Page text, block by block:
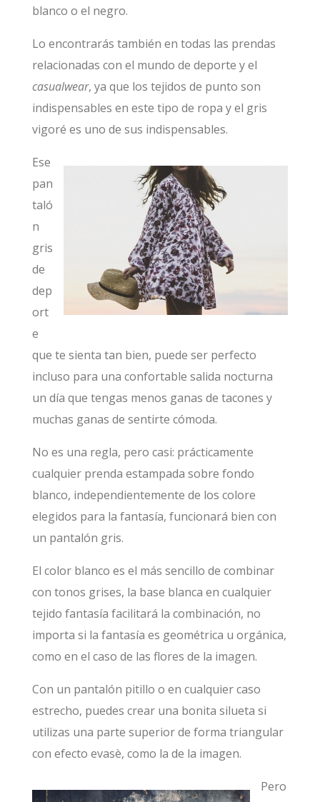
blanco o el negro.
Lo encontrarás también en todas las prendas
relacionadas con el mundo de deporte y el
casualwear, ya que los tejidos de punto son
indispensables en este tipo de ropa y el gris
vigoré es uno de sus indispensables.
Ese
pan
taló
n
gris
de
dep
ort
e
que te sienta tan bien, puede ser perfecto
incluso para una confortable salida nocturna
un día que tengas menos ganas de tacones y
muchas ganas de sentirte cómoda.
No es una regla, pero casi: prácticamente
cualquier prenda estampada sobre fondo
blanco, independientemente de los colore
elegidos para la fantasía, funcionará bien con
un pantalón gris.
El color blanco es el más sencillo de combinar
con tonos grises, la base blanca en cualquier
tejido fantasía facilitará la combinación, no
importa si la fantasía es geométrica u orgánica,
como en el caso de las flores de la imagen.
Con un pantalón pitillo o en cualquier caso
estrecho, puedes crear una bonita silueta si
utilizas una parte superior de forma triangular
con efecto evasè, como la de la imagen.
Pero